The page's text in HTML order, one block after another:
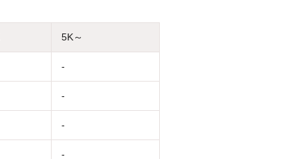
5K～
-
-
-
-